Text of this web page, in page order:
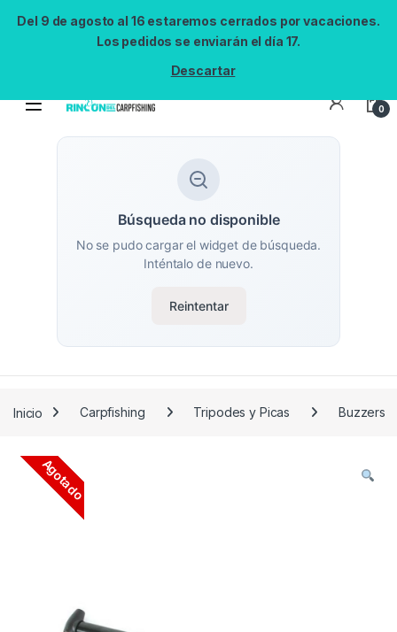
Del 9 de agosto al 16 estaremos cerrados por vacaciones.
Los pedidos se enviarán el día 17.
Descartar
0
Búsqueda no disponible
No se pudo cargar el widget de búsqueda.
Inténtalo de nuevo.
Reintentar
Inicio Carpfishing Tripodes y Picas Buzzers
Agotado